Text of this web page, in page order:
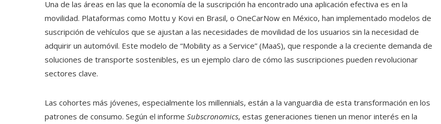
Una de las áreas en las que la economía de la suscripción ha encontrado una aplicación efectiva es en la
movilidad. Plataformas como Mottu y Kovi en Brasil, o OneCarNow en México, han implementado modelos de
suscripción de vehículos que se ajustan a las necesidades de movilidad de los usuarios sin la necesidad de
adquirir un automóvil. Este modelo de “Mobility as a Service” (MaaS), que responde a la creciente demanda de
soluciones de transporte sostenibles, es un ejemplo claro de cómo las suscripciones pueden revolucionar
sectores clave.
Las cohortes más jóvenes, especialmente los millennials, están a la vanguardia de esta transformación en los
patrones de consumo. Según el informe Subscronomics, estas generaciones tienen un menor interés en la